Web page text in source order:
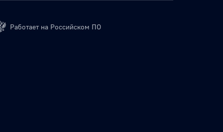
Работает на Российском ПО